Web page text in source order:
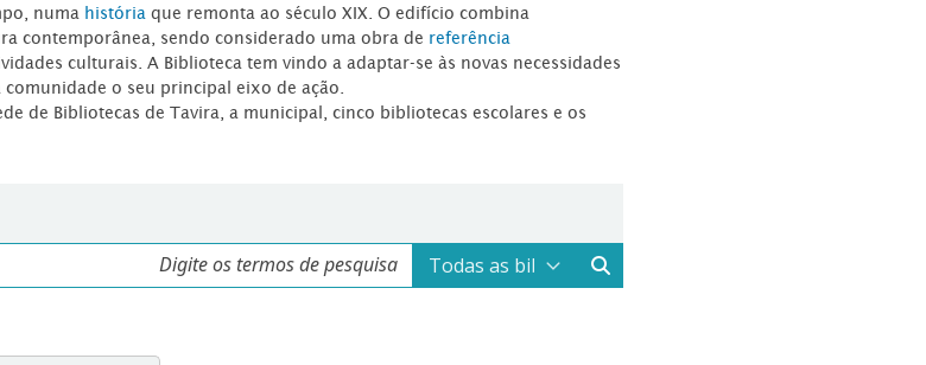
numa história que remonta ao século XIX. O edifício combina
contemporânea, sendo considerado uma obra de referência
culturais. A Biblioteca tem vindo a adaptar-se às novas necessidades
o seu principal eixo de ação.
de Bibliotecas de Tavira, a municipal, cinco bibliotecas escolares e os